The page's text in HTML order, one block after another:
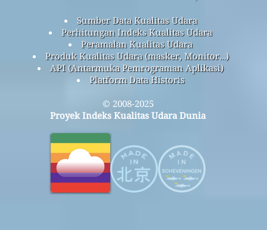
Sumber Data Kualitas Udara
Perhitungan Indeks Kualitas Udara
Peramalan Kualitas Udara
Produk Kualitas Udara (masker, Monitor…)
API (Antarmuka Pemrograman Aplikasi)
Platform Data Historis
© 2008-2025
Proyek Indeks Kualitas Udara Dunia